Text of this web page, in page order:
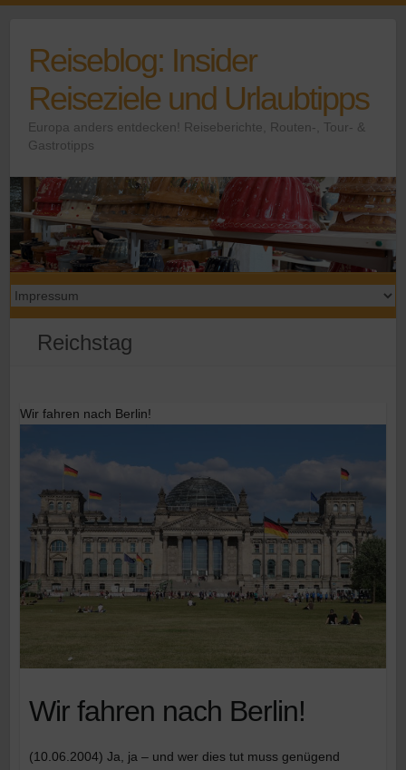
contentReiseblog: Insider
Reiseziele und Urlaubtipps
Europa anders entdecken! Reiseberichte, Routen-, Tour- &
Gastrotipps
Reichstag
Wir fahren nach Berlin!
Wir fahren nach Berlin!
(10.06.2004) Ja, ja – und wer dies tut muss genügend